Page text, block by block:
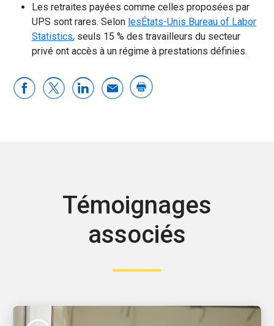
Les retraites payées comme celles proposées par
UPS sont rares. Selon lesÉtats-Unis Bureau of Labor
Statistics, seuls 15 % des travailleurs du secteur
privé ont accès à un régime à prestations définies.
Témoignages
associés